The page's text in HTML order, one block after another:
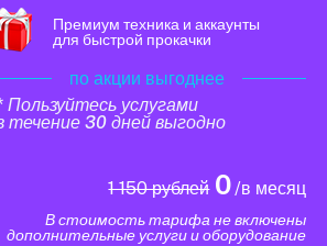
Премиум техника и аккаунты
для быстрой прокачки
по акции выгоднее
Пользуйтесь услугами
течение 30 дней выгодно
1 150 рублей0/в месяц
В стоимость тарифа не включены
дополнительные услуги и оборудование